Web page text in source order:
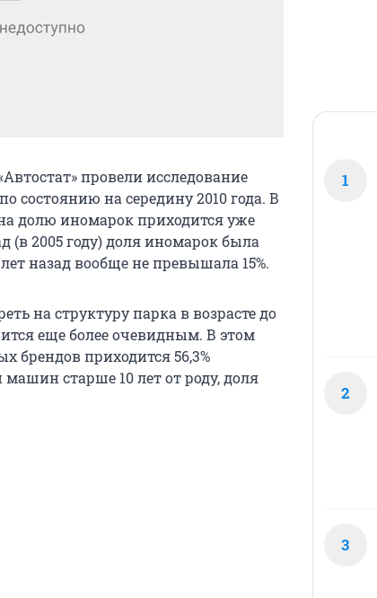
провели исследование
состоянию на середину 2010 года. В
долю иномарок приходится уже
(в 2005 году) доля иномарок была
назад вообще не превышала 15%.
на структуру парка в возрасте до
еще более очевидным. В этом
брендов приходится 56,3%
старше 10 лет от роду, доля
1
2
3